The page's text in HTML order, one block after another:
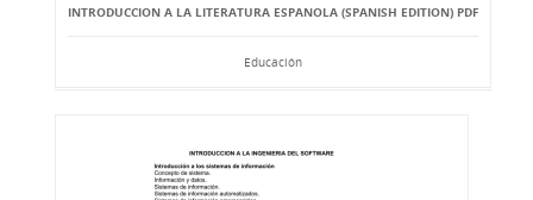
INTRODUCCION A LA LITERATURA ESPANOLA (SPANISH EDITION) PDF
Educación